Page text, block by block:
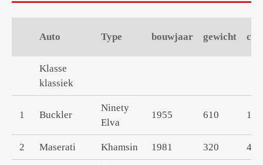
Auto Type bouwjaar gewicht cc's
Klasse
klassiek
1 Buckler
Ninety
Elva
1955 610
2 Maserati Khamsin 1981 320